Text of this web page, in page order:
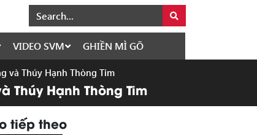
VIDEO SVM GHIỀN MÌ GÕ
và Thúy Hạnh Thòng Tim
Thúy Hạnh Thòng Tim
tiếp theo